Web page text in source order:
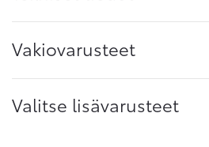
Vakiovarusteet
Valitse lisävarusteet